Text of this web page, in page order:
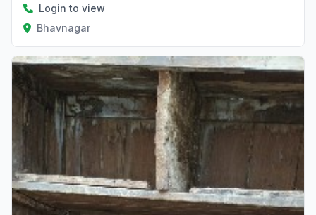
Login to view
Bhavnagar